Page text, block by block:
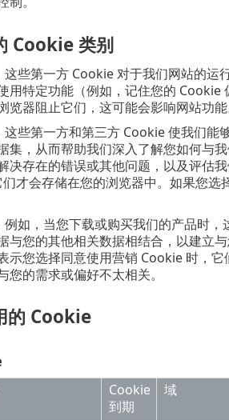
Cookie 类别
这些第一方 Cookie 对于我们网站的运
用特定功能（例如，记住您的
览器阻止它们，这可能会影响网站功能
这些第一方和第三方 Cookie 使我们能
集，从而帮助我们深入了解您如何与
决存在的错误或其他问题，以及评估
才会存储在您的浏览器中。如果您
例如，当您下载或购买我们的产品时
与您的其他相关数据相结合，以建立
示您选择同意使用营销 Cookie 时，
您的需求或偏好不太相关。
的 Cookie
Cookie
到期
域